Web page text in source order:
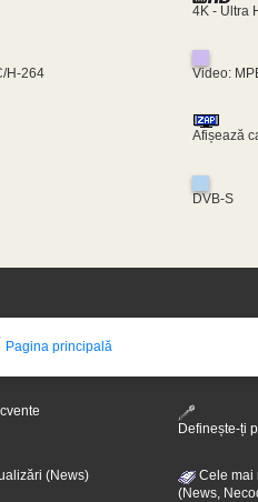
4K - Ultra
H-264 Video:
Afișează
DVB-S
Pagina principală
Definește-ți
(News)
Cele mai
(News,